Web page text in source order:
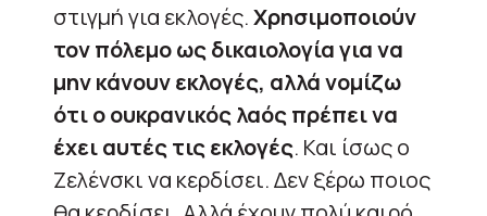
στιγμή για εκλογές.Χρησιμοποιούν
τον πόλεμο ως δικαιολογία για να
μην κάνουν εκλογές, αλλά νομίζω
ότι ο ουκρανικός λαός πρέπει να
έχει αυτές τις εκλογές. Και ίσως ο
Ζελένσκι να κερδίσει. Δεν ξέρω ποιος